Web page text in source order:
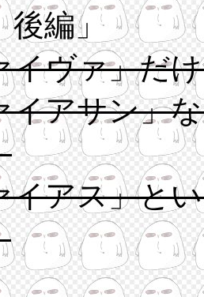
編」
イヴァ」だ
イアサン」
イアス」と